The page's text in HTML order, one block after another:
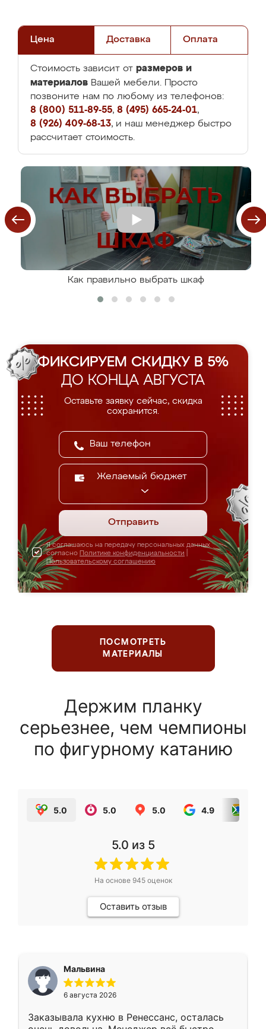
Цена Доставка Оплата
Стоимость зависит от размеров и
материалов Вашей мебели. Просто
позвоните нам по любому из телефонов:
8 (800) 511-89-55, 8 (495) 665-24-01,
8 (926) 409-68-13, и наш менеджер быстро
рассчитает стоимость.
Как правильно выбрать шкаф
ФИКСИРУЕМ СКИДКУ В 5%
ДО КОНЦА АВГУСТА
Оставьте заявку сейчас, скидка
сохранится.
Желаемый бюджет
Отправить
Я соглашаюсь на передачу персональных данных
согласно Политике конфиденциальности
Пользовательскому соглашению
ПОСМОТРЕТЬ
МАТЕРИАЛЫ
Держим планку
серьезнее, чем чемпионы
по фигурному катанию
5.0 5.0 5.0 4.9
5.0 из 5
На основе 945оценок
Оставить отзыв
Мальвина
6 августа 2026
Заказывала кухню в Ренессанс, осталась